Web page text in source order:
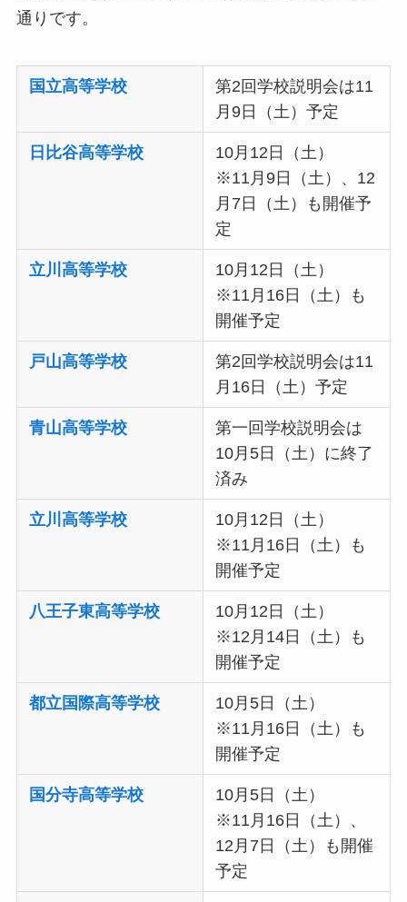
通りです。
国立高等学校
第2回学校説明会は11
月9日（土）予定
日比谷高等学校
10月12日（土）
※11月9日（土）、12
月7日（土）も開催予
定
立川高等学校
10月12日（土）
※11月16日（土）も
開催予定
戸山高等学校
第2回学校説明会は11
月16日（土）予定
青山高等学校
第一回学校説明会は
10月5日（土）に終了
済み
立川高等学校
10月12日（土）
※11月16日（土）も
開催予定
八王子東高等学校
10月12日（土）
※12月14日（土）も
開催予定
都立国際高等学校
10月5日（土）
※11月16日（土）も
開催予定
国分寺高等学校
10月5日（土）
※11月16日（土）、
12月7日（土）も開催
予定